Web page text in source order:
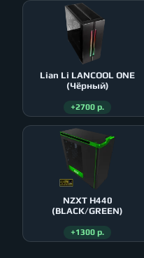
Lian Li LANCOOL ONE
(Чёрный)
+2700 р.
NZXT H440
(BLACK/GREEN)
+1300 р.